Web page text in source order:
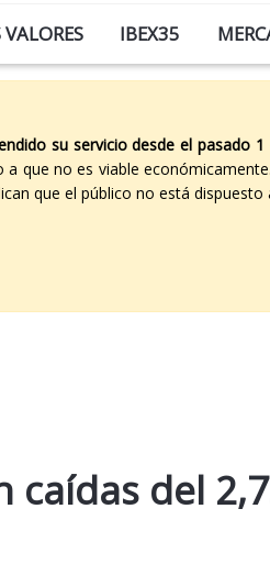
IBEX35
su servicio desde el pasado
que no es viable
que el público no está
caídas del